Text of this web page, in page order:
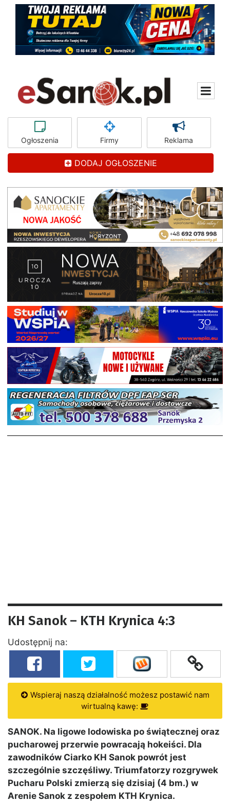
Ogłoszenia Firmy Reklama
DODAJ OGŁOSZENIE
KH Sanok – KTH Krynica 4:3
Udostępnij na:
Wspieraj naszą działalność możesz postawić nam
wirtualną kawę:
SANOK. Na ligowe lodowiska po świątecznej oraz
pucharowej przerwie powracają hokeiści. Dla
zawodników Ciarko KH Sanok powrót jest
szczególnie szczęśliwy. Triumfatorzy rozgrywek
Pucharu Polski zmierzą się dzisiaj (4 bm.) w
Arenie Sanok z zespołem KTH Krynica.